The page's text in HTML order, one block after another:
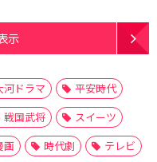
示
河ドラマ
平安時代
戦国武将
スイーツ
画 時代劇
テレビ